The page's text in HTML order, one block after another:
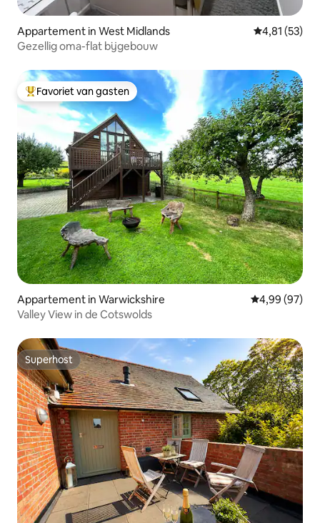
Appartement in West Midlands Gemiddelde
4,81 (53)
Gezellig oma-flat bijgebouw
Topfavoriet van gasten
Favoriet van gasten
Appartement in Warwickshire Gemiddelde
4,99 (97)
Valley View in de Cotswolds
Superhost
Superhost